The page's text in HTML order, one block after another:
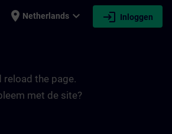
place Netherlands expand_more login Inloggen
reload the page.
met de site?